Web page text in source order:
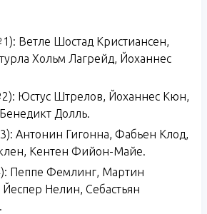
Ветле Шостад Кристиансен,
Хольм Лагрейд, Йоханнес
Юстус Штрелов, Йоханнес Кюн,
Долль.
Антонин Гигонна, Фабьен Клод,
Кентен Фийон-Майе.
Пеппе Фемлинг, Мартин
Нелин, Себастьян